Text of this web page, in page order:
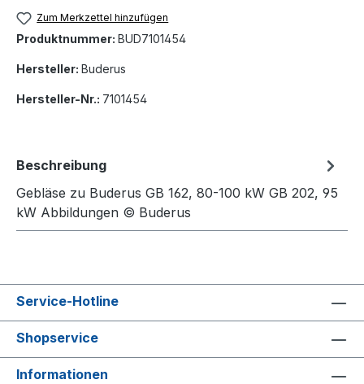
Zum Merkzettel hinzufügen
Produktnummer: BUD7101454
Hersteller: Buderus
Hersteller-Nr.: 7101454
Beschreibung
Gebläse zu Buderus GB 162, 80-100 kW GB 202, 95
kW Abbildungen © Buderus
Service-Hotline
Shopservice
Informationen